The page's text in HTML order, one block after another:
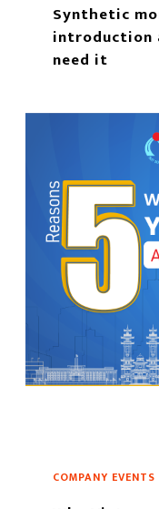
Synthetic
introduction
need it
COMPANY EVENTS